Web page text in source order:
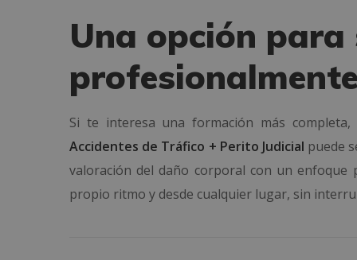
Una opción para
profesionalmente
Si te interesa una formación más completa,
Accidentes de Tráfico + Perito Judicial puede
valoración del daño corporal con un enfoque
propio ritmo y desde cualquier lugar, sin